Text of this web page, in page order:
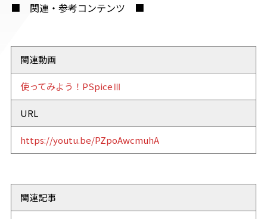
■ 関連・参考コンテンツ ■
関連動画
使ってみよう！PSpiceⅢ
URL
https://youtu.be/PZpoAwcmuhA
関連記事